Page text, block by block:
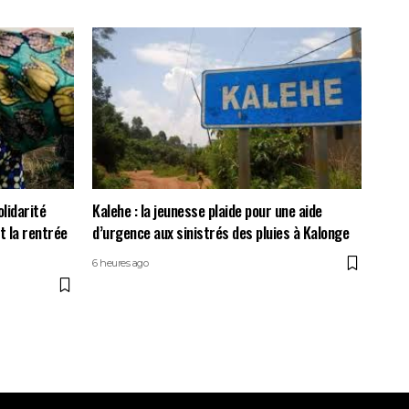
la rentrée
Kalehe : la jeunesse plaide pour une aide
d’urgence aux sinistrés des pluies à Kalonge
6 heures ago